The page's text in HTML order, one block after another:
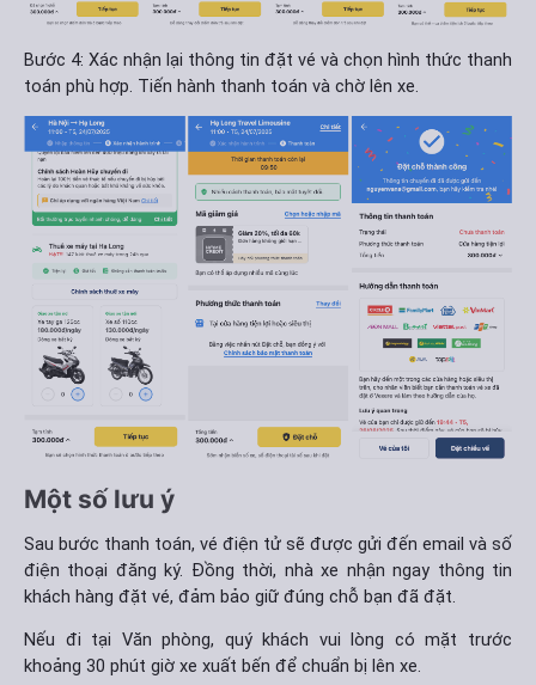
Bước 4: Xác nhận lại thông tin đặt vé và chọn hình thức thanh
toán phù hợp. Tiến hành thanh toán và chờ lên xe.
Một số lưu ý
Sau bước thanh toán, vé điện tử sẽ được gửi đến email và số
điện thoại đăng ký. Đồng thời, nhà xe nhận ngay thông tin
khách hàng đặt vé, đảm bảo giữ đúng chỗ bạn đã đặt.
Nếu đi tại Văn phòng, quý khách vui lòng có mặt trước
khoảng 30 phút giờ xe xuất bến để chuẩn bị lên xe.